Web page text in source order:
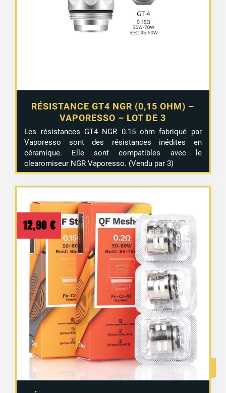
RÉSISTANCE GT4 NGR (0,15 OHM) –
VAPORESSO – LOT DE 3
Les résistances GT4 NGR 0.15 ohm fabriqué par
Vaporesso sont des résistances inédites en
céramique. Elle sont compatibles avec le
clearomiseur NGR Vaporesso. (Vendu par 3)
12,90 €